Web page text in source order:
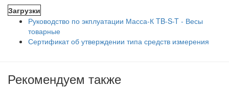
Загрузки
Руководство по экплуатации Масса-К TB-S-T - Весы
товарные
Сертификат об утверждении типа средств измерения
Рекомендуем также